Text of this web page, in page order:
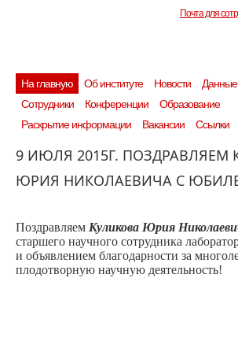
Почта для
На главную Об институте Новости Данные
Сотрудники
Конференции
Образование
Раскрытие информации
Вакансии Ссылки
9 ИЮЛЯ 2015Г. ПОЗДРАВЛЯЕМ
ЮРИЯ НИКОЛАЕВИЧА С
Поздравляем Куликова Юрия
старшего научного сотрудника
и объявлением благодарности за
плодотворную научную деятельность!